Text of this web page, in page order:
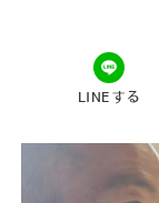
LINEする